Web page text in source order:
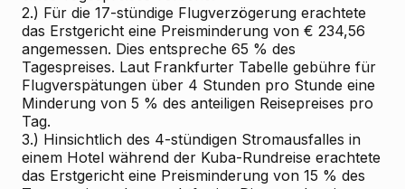
2.) Für die 17-stündige Flugverzögerung erachtete
das Erstgericht eine Preisminderung von € 234,56
angemessen. Dies entspreche 65 % des
Tagespreises. Laut Frankfurter Tabelle gebühre für
Flugverspätungen über 4 Stunden pro Stunde eine
Minderung von 5 % des anteiligen Reisepreises pro
Tag.
3.) Hinsichtlich des 4-stündigen Stromausfalles in
einem Hotel während der Kuba-Rundreise erachtete
das Erstgericht eine Preisminderung von 15 % des